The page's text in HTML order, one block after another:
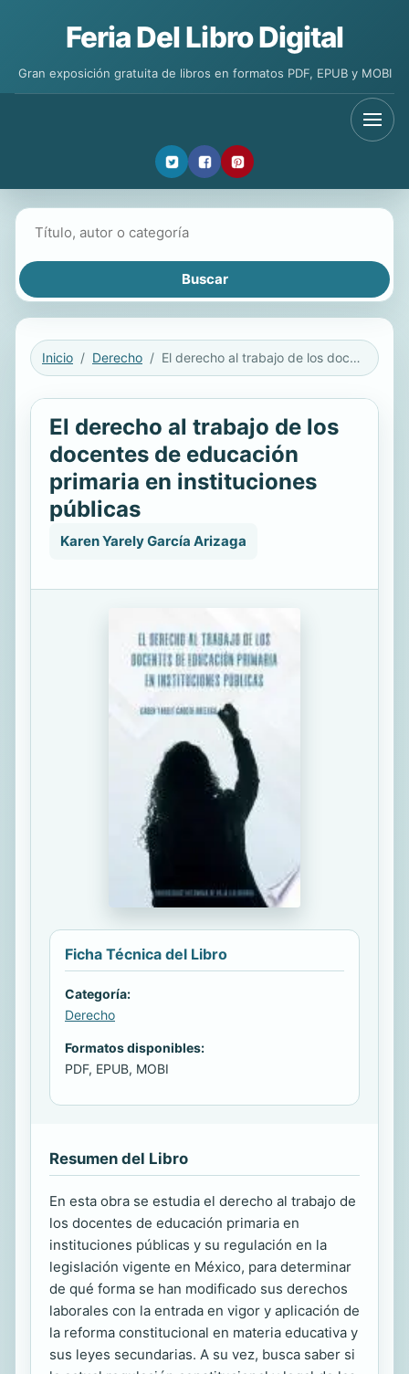
Feria Del Libro Digital
Gran exposición gratuita de libros en formatos PDF, EPUB y MOBI
Inicio Derecho El derecho al trabajo de los docentes de educación primaria en instituciones públicas
El derecho al trabajo de los
docentes de educación
primaria en instituciones
públicas
Karen Yarely García Arizaga
Ficha Técnica del Libro
Categoría:
Derecho
Formatos disponibles:
PDF, EPUB, MOBI
Resumen del Libro
En esta obra se estudia el derecho al trabajo de
los docentes de educación primaria en
instituciones públicas y su regulación en la
legislación vigente en México, para determinar
de qué forma se han modificado sus derechos
laborales con la entrada en vigor y aplicación de
la reforma constitucional en materia educativa y
sus leyes secundarias. A su vez, busca saber si